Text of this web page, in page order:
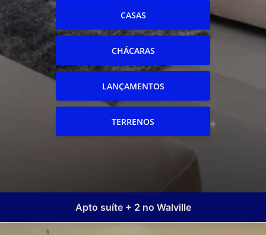
CASAS
CHÁCARAS
LANÇAMENTOS
TERRENOS
Apto suíte + 2 no Walville